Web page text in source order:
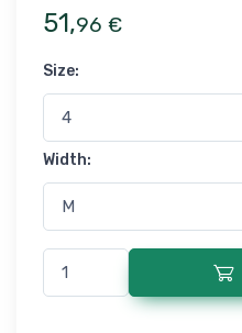
51,96 €
Size:
Width: